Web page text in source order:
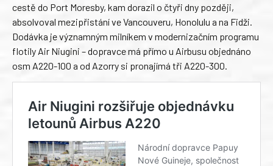
cestě do Port Moresby, kam dorazil o čtyři dny později,
absolvoval mezipřistání ve Vancouveru, Honolulu a na Fidži.
Dodávka je významným milníkem v modernizačním programu
flotily Air Niugini – dopravce má přímo u Airbusu objednáno
osm A220-100 a od Azorry si pronajímá tři A220-300.